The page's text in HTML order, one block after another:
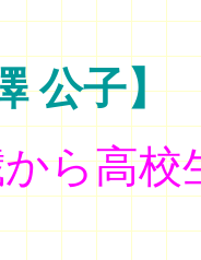
公子】
ら高校